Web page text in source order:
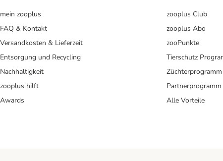
mein zooplus
FAQ & Kontakt
Versandkosten & Lieferzeit
Entsorgung und Recycling
Nachhaltigkeit
zooplus hilft
Awards
zooplus Club
zooplus Abo
zooPunkte
Tierschutz
Züchterprogramm
Partnerprogramm
Alle Vorteile